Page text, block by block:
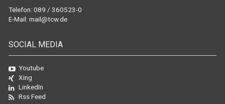
Telefon: 089 / 360523-0
E-Mail: mail@tcw.de
SOCIAL MEDIA
Youtube
Xing
LinkedIn
Rss Feed